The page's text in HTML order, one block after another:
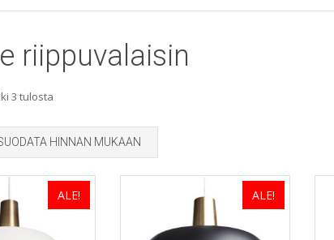
riippuvalaisin
3 tulostaSorted
by
popularity
HINNAN MUKAAN
ALE! ALE!